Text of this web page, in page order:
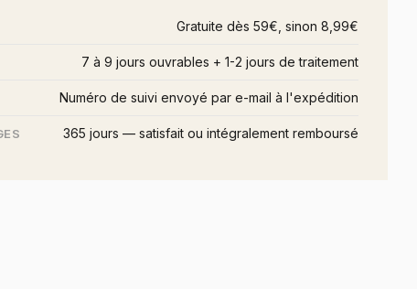
Gratuite dès 59€, sinon 8,99€
7 à 9 jours ouvrables + 1-2 jours de traitement
Numéro de suivi envoyé par e-mail à l'expédition
365 jours — satisfait ou intégralement remboursé